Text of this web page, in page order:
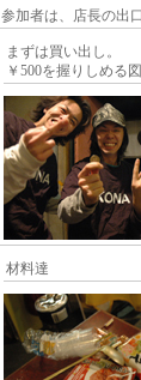
参加者は、店長の出
まずは買い出し。
￥500を握りしめる図
材料達